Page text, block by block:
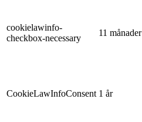
cookielawinfo-
checkbox-necessary
11 månader
CookieLawInfoConsent 1 år